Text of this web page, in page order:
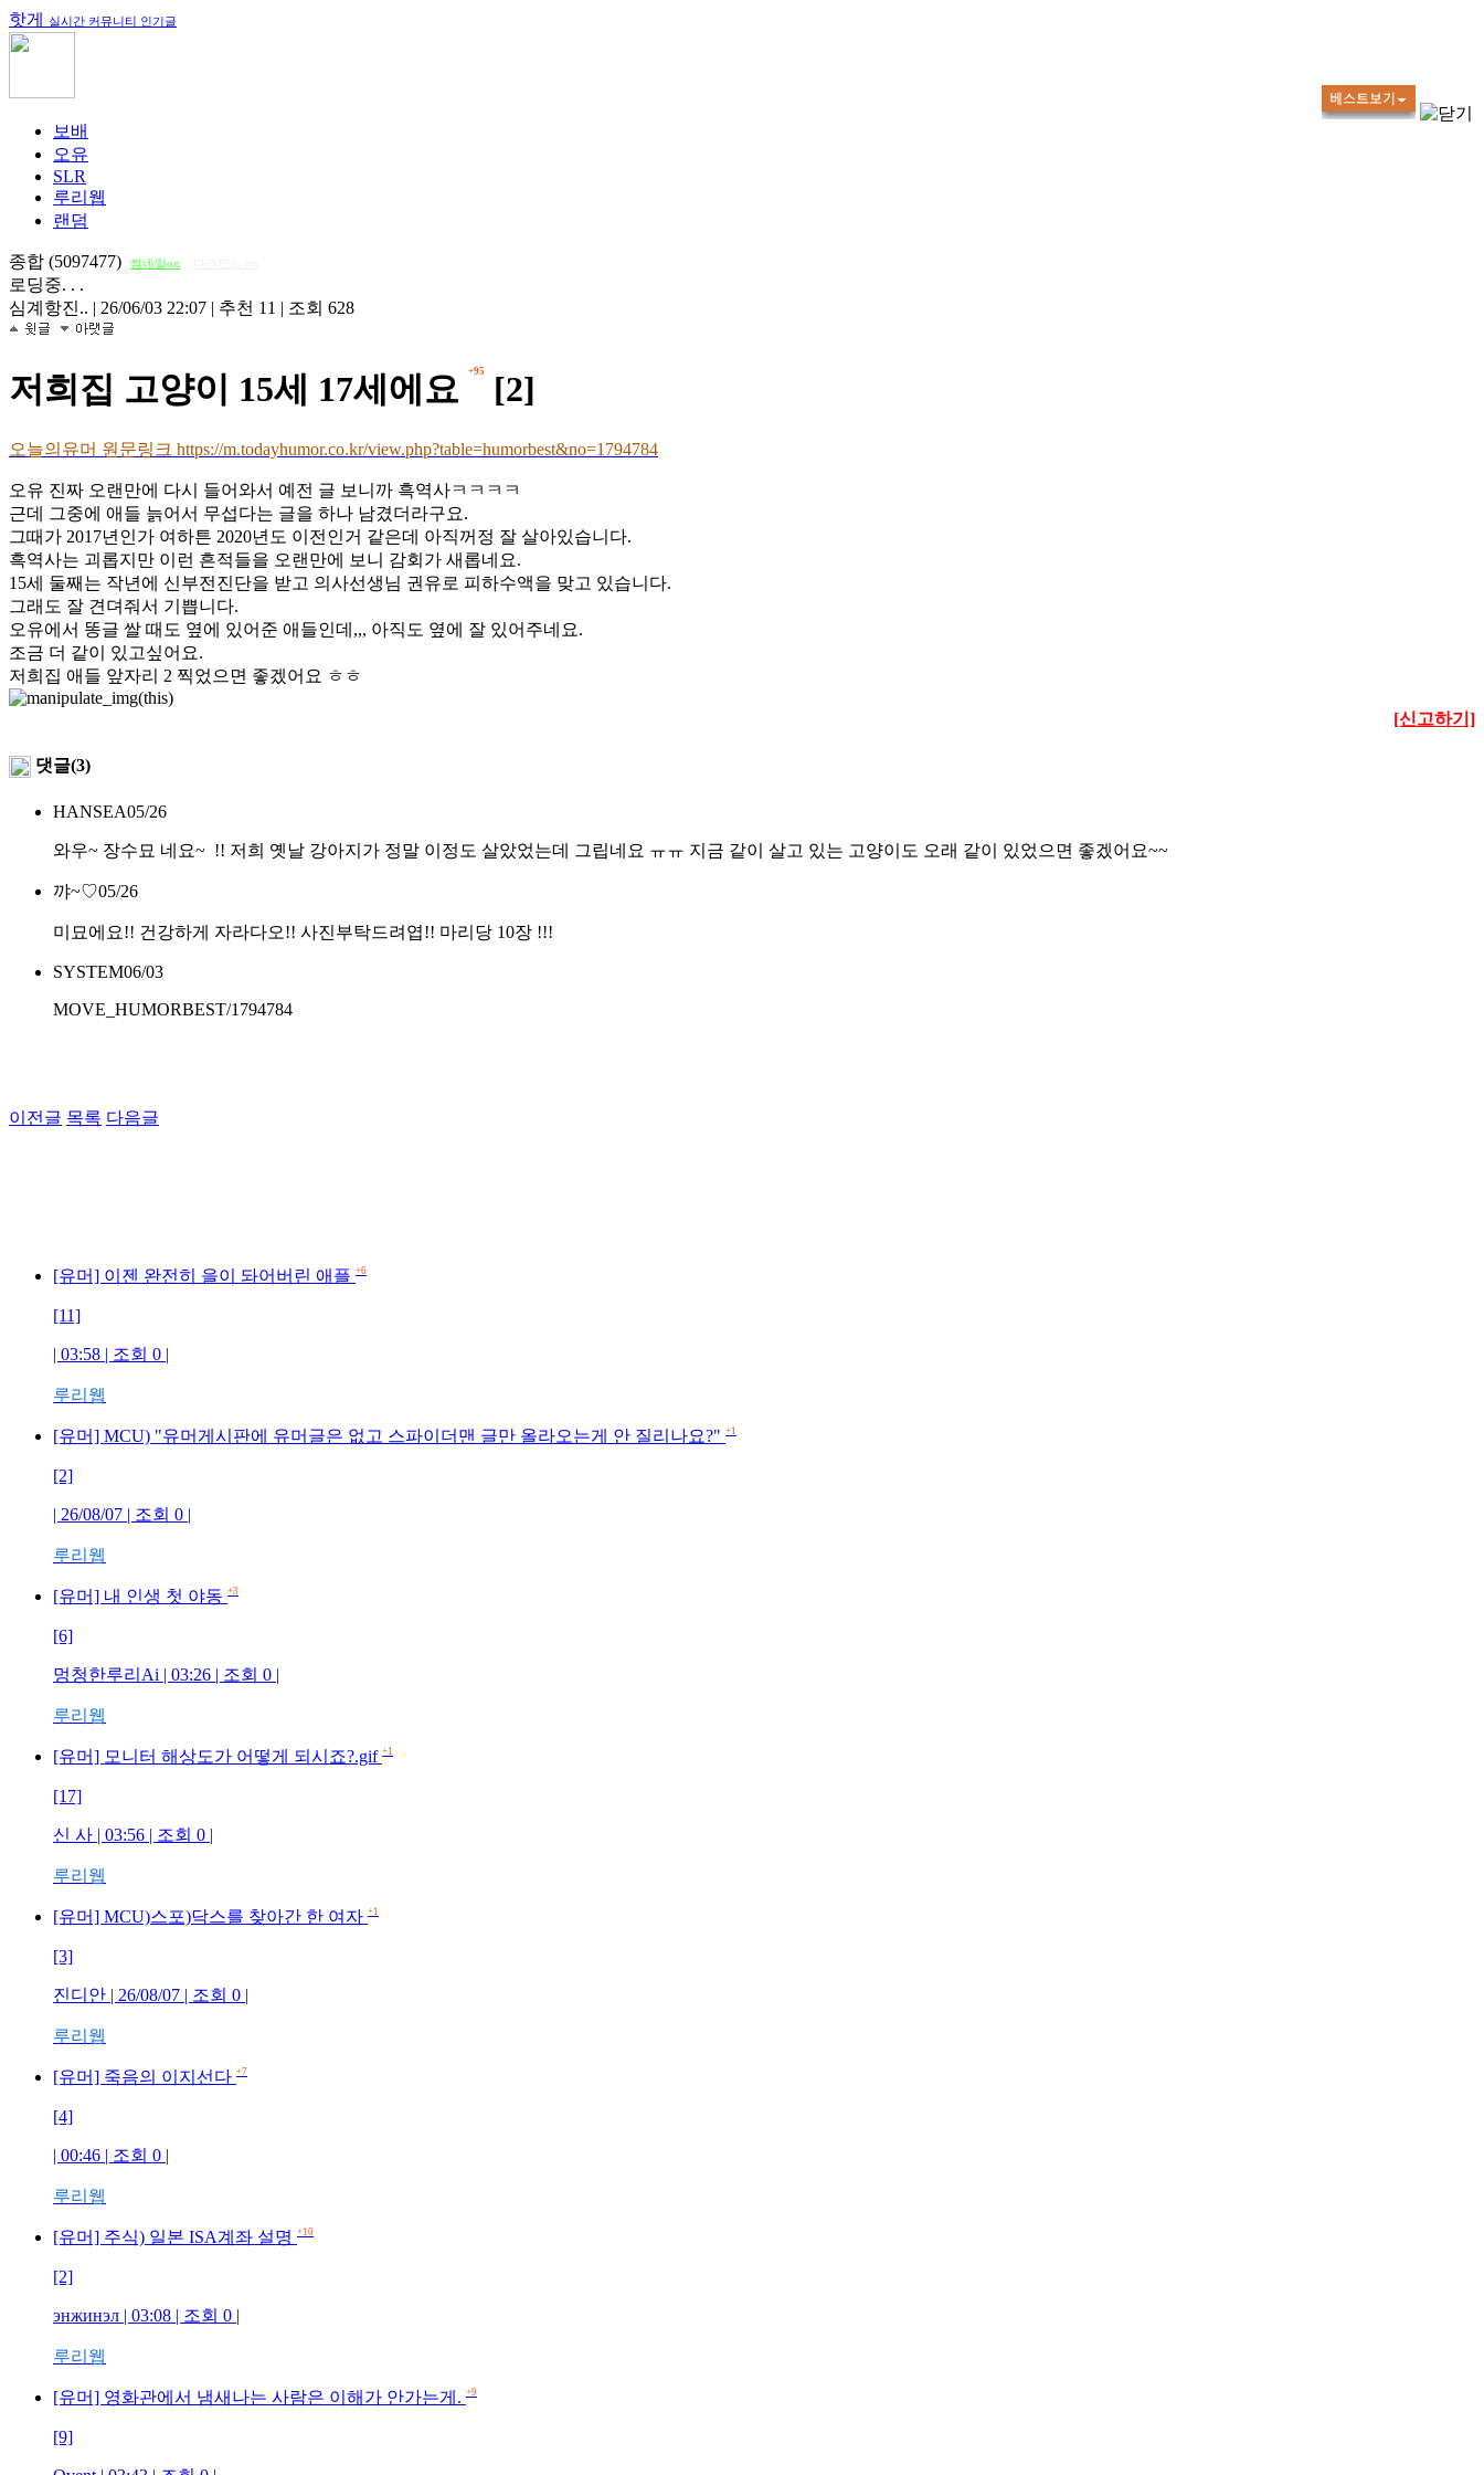
핫게 실시간 커뮤니티 인기글
보배
오유
SLR
루리웹
랜덤
종합 (5097477) 썸네일on
로딩중. . .
심계항진.. | 26/06/03 22:07 | 추천 11 | 조회 628
저희집 고양이 15세 17세에요 +95 [2]
오늘의유머 원문링크 https://m.todayhumor.co.kr/view.php?table=humorbest&no=1794784
오유 진짜 오랜만에 다시 들어와서 예전 글 보니까 흑역사ㅋㅋㅋㅋ
근데 그중에 애들 늙어서 무섭다는 글을 하나 남겼더라구요.
그때가 2017년인가 여하튼 2020년도 이전인거 같은데 아직꺼정 잘 살아있습니다.
흑역사는 괴롭지만 이런 흔적들을 오랜만에 보니 감회가 새롭네요.
15세 둘째는 작년에 신부전진단을 받고 의사선생님 권유로 피하수액을 맞고 있습니다.
그래도 잘 견뎌줘서 기쁩니다.
오유에서 똥글 쌀 때도 옆에 있어준 애들인데,,, 아직도 옆에 잘 있어주네요.
조금 더 같이 있고싶어요.
저희집 애들 앞자리 2 찍었으면 좋겠어요 ㅎㅎ
[신고하기]
댓글(3)
HANSEA05/26
와우~ 장수묘 네요~ !! 저희 옛날 강아지가 정말 이정도 살았었는데 그립네요 ㅠㅠ 지금 같이 살고 있는 고양이도 오래 같이 있었으면 좋겠어요~~
꺄~♡05/26
미묘에요!! 건강하게 자라다오!! 사진부탁드려엽!! 마리당 10장 !!!
SYSTEM06/03
MOVE_HUMORBEST/1794784
이전글 목록 다음글
[유머] 이젠 완전히 을이 돠어버린 애플 +6
[11]
| 03:58 | 조회 0 |
루리웹
[유머] MCU) "유머게시판에 유머글은 없고 스파이더맨 글만 올라오는게 안 질리나요?" +1
[2]
| 26/08/07 | 조회 0 |
루리웹
[유머] 내 인생 첫 야동 +3
[6]
멍청한루리Ai | 03:26 | 조회 0 |
루리웹
[유머] 모니터 해상도가 어떻게 되시죠?.gif +1
[17]
신 사 | 03:56 | 조회 0 |
루리웹
[유머] MCU)스포)닥스를 찾아간 한 여자 +1
[3]
진디안 | 26/08/07 | 조회 0 |
루리웹
[유머] 죽음의 이지선다 +7
[4]
| 00:46 | 조회 0 |
루리웹
[유머] 주식) 일본 ISA계좌 설명 +10
[2]
энжинэл | 03:08 | 조회 0 |
루리웹
[유머] 영화관에서 냄새나는 사람은 이해가 안가는게. +9
[9]